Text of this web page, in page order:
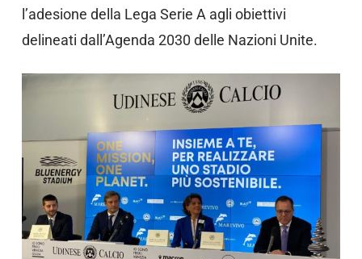
l’adesione della Lega Serie A agli obiettivi
delineati dall’Agenda 2030 delle Nazioni Unite.